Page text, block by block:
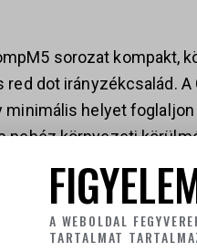
sorozat kompakt,
dot irányzékcsalád.
minimális helyet
nehéz környezeti
és a 2 MOA
A WEBOLDAL
TARTALMAT